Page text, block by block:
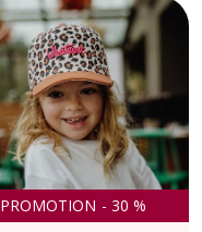
PROMOTION - 30 %